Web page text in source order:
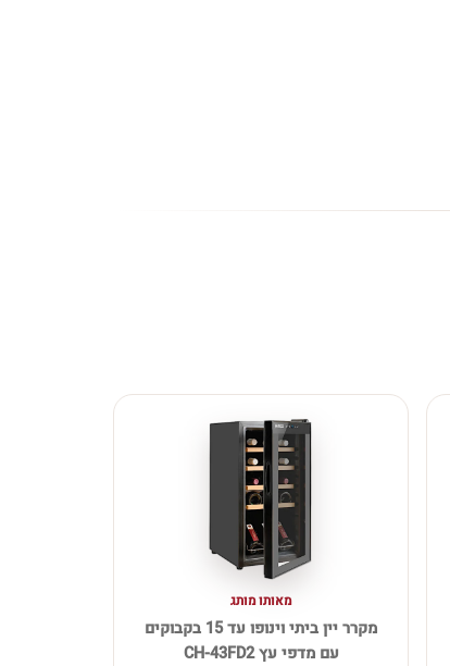
מאותו מותג
מקרר יין ביתי וינופו עד 15 בקבוקים
עם מדפי עץ CH-43FD2